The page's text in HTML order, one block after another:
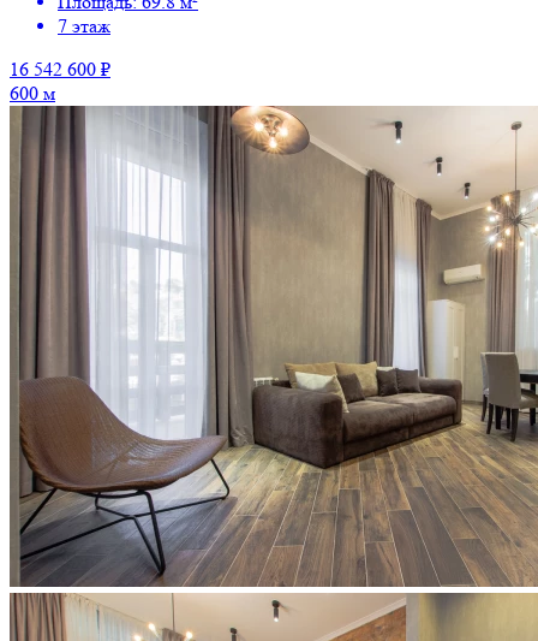
7 этаж
16 542 600 ₽
600 м